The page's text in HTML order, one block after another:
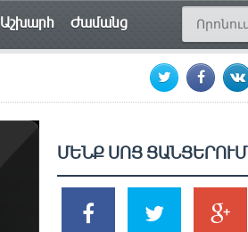
Աշխարհ Ժամանց
ՄԵՆՔ ՍՈՑ ՑԱՆՑԵՐՈՒՄ
2k
SHARES
1.5k
TWEETS
203
SHARES